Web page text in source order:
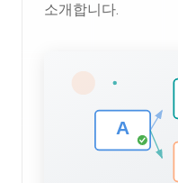
소개합니다.